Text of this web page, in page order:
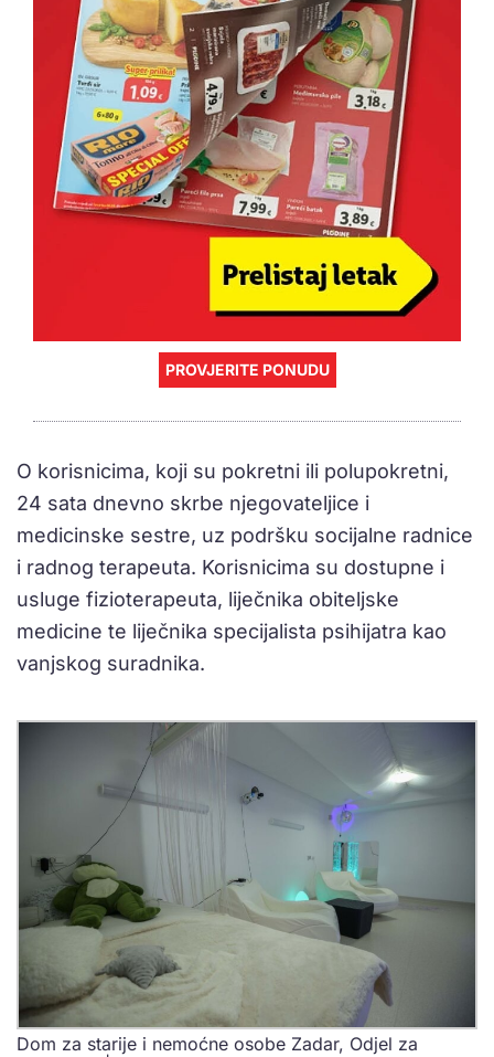
PROVJERITE PONUDU
O korisnicima, koji su pokretni ili polupokretni,
24 sata dnevno skrbe njegovateljice i
medicinske sestre, uz podršku socijalne radnice
i radnog terapeuta. Korisnicima su dostupne i
usluge fizioterapeuta, liječnika obiteljske
medicine te liječnika specijalista psihijatra kao
vanjskog suradnika.
Dom za starije i nemoćne osobe Zadar, Odjel za